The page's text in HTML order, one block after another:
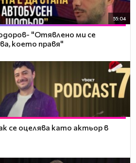
55:04
"Отявлено ми се
което правя"
се оцелява като актьор в